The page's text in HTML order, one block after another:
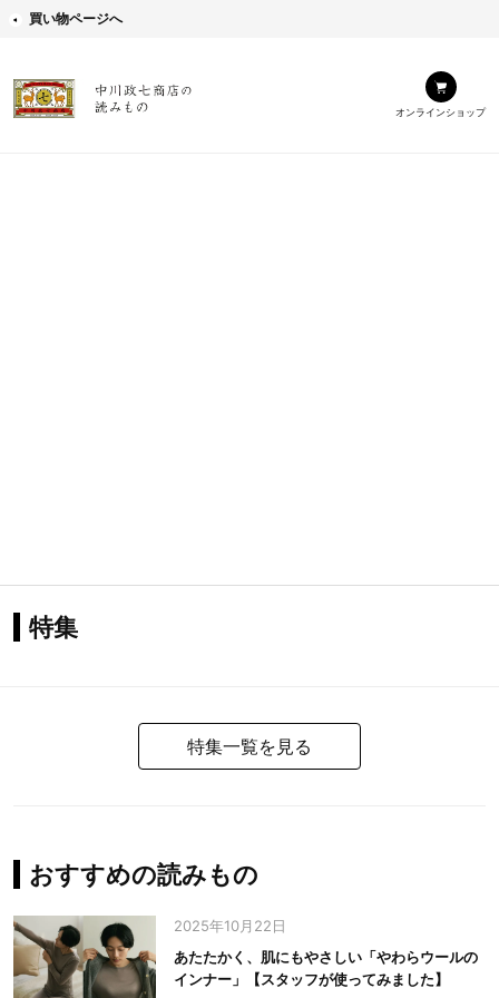
買い物ページへ
オンラインショップ
特集
特集一覧を見る
おすすめの読みもの
2025年10月22日
あたたかく、肌にもやさしい「やわらウールの
インナー」【スタッフが使ってみました】